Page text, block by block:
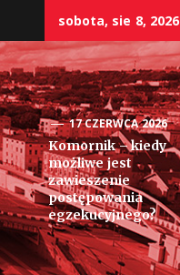
sobota, sie 8, 2026
17 CZERWCA 2026
Komornik – kiedy
możliwe jest
zawieszenie
postępowania
egzekucyjnego?